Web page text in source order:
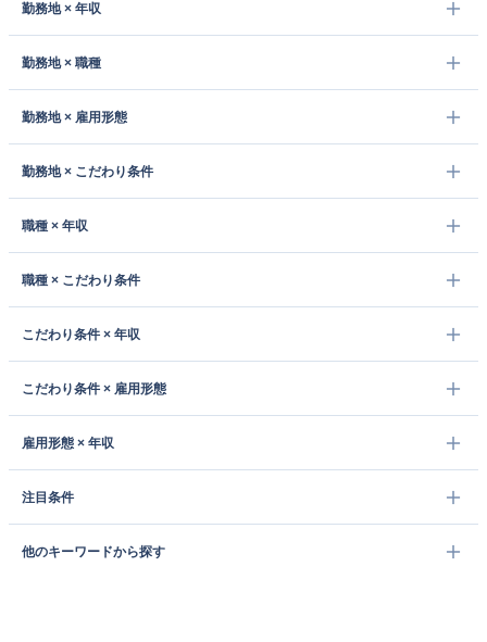
勤務地 × 年収
勤務地 × 職種
勤務地 × 雇用形態
勤務地 × こだわり条件
職種 × 年収
職種 × こだわり条件
こだわり条件 × 年収
こだわり条件 × 雇用形態
雇用形態 × 年収
注目条件
他のキーワードから探す